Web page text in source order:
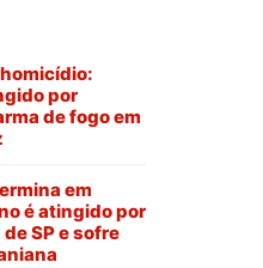
por
de fogo em
em
é atingido por
SP e sofre